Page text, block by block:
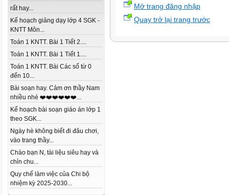
rất hay...
Kế hoạch giảng dạy lớp 4 SGK -
KNTT Môn...
Toán 1 KNTT. Bài 1 Tiết 2....
Toán 1 KNTT. Bài 1 Tiết 1....
Toán 1 KNTT. Bài Các số từ 0
đến 10...
Bài soạn hay. Cảm ơn thầy Nam
nhiều nhé ❤️❤️❤️❤️❤️❤️...
Kế hoạch bài soạn giáo án lớp 1
theo SGK...
Ngày hè không biết đi đâu chơi,
vào trang thầy...
Chào bạn N, tài liệu siêu hay và
chỉn chu...
Quy chế làm việc của Chi bộ
nhiệm kỳ 2025-2030...
Mở trang đăng nhập
Quay trở lại trang trước